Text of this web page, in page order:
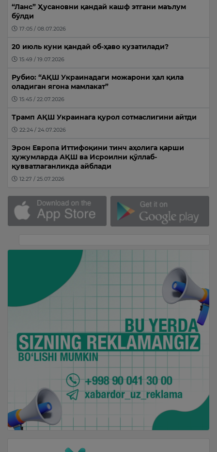
“Ланс” Ҳусановни қандай кашф этгани маълум
бўлди
17:05 / 08.07.2026
20 июль куни қандай об-ҳаво кузатилади?
15:49 / 19.07.2026
Рубио: “АҚШ Украинадаги можарони ҳал қила
оладиган ягона мамлакат”
15:45 / 22.07.2026
Трамп АҚШ Украинага қурол сотмаслигини айтди
22:24 / 24.07.2026
Эрон Европа Иттифоқини тинч аҳолига қарши
ҳужумларда АҚШ ва Исроилни қўллаб-
қувватлаганликда айблади
12:27 / 25.07.2026